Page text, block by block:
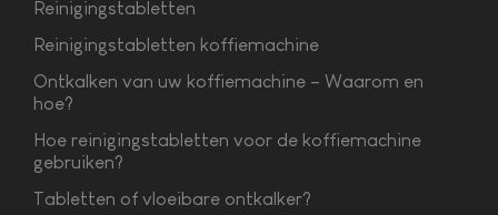
Reinigingstabletten
Reinigingstabletten koffiemachine
Ontkalken van uw koffiemachine – Waarom en
hoe?
Hoe reinigingstabletten voor de koffiemachine
gebruiken?
Tabletten of vloeibare ontkalker?